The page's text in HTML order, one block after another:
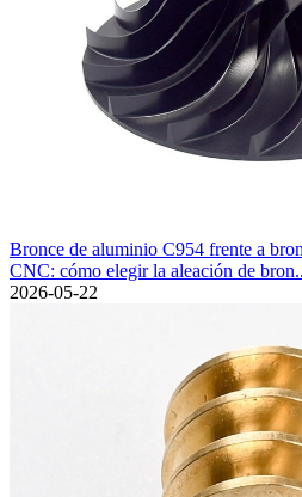
Bronce de aluminio C954 frente a
CNC: cómo elegir la aleación de
2026-05-22